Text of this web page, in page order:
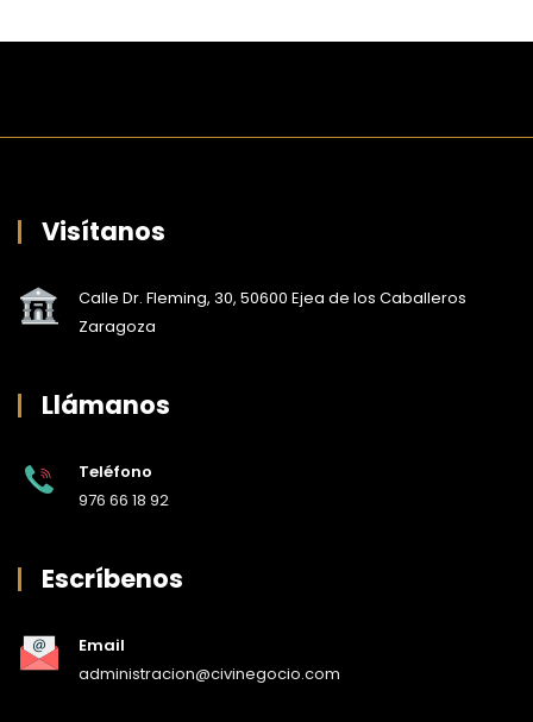
Visítanos
Calle Dr. Fleming, 30, 50600 Ejea de los Caballeros
Zaragoza
Llámanos
Teléfono
976 66 18 92
Escríbenos
Email
administracion@civinegocio.com